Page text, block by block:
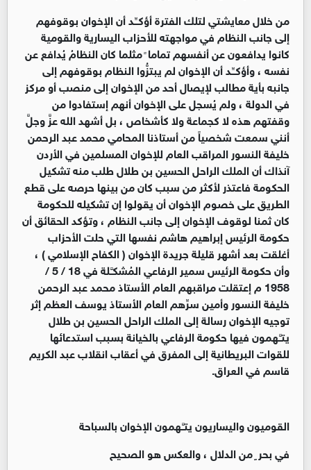
من خلال معايشتي لتلك الفترة أؤكــِّـد أن الإخوان بوقوفهم
إلى جانب النظام في مواجهته للأحزاب اليسارية والقومية
كانوا يدافعون عن أنفسهم تماما ً مثلما كان النظامُ يُدافع عن
نفسه ، وأؤكــِّـد أن الإخوان لم يبتزُّوا النظام بوقوفهم إلى
جانبه بأية مطالب لإيصال أحد من الإخوان إلى منصب أو مركز
في الدولة ، ولم يُسجل على الإخوان أنهم إستفادوا من
وقفتهم هذه لا كجماعة ولا كأشخاص ، بل أشهد الله عزَّ وجلَّ
أنني سمعت شخصياً من أستاذنا المحامي محمد عبد الرحمن
خليفة النسور المراقب العام للإخوان المسلمين في الأردن
آنذاك أن الملك الراحل الحسين بن طلال طلب منه تشكيل
الحكومة فاعتذر لأكثر من سبب كان من بينها حرصه على قطع
الطريق على خصوم الإخوان أن يقولوا إن تشكيله للحكومة
كان ثمنا لوقوف الإخوان إلى جانب النظام ، وتؤكد الحقائق أن
حكومة الرئيس إبراهيم هاشم نفسها التي حلت الأحزاب
أغلقت بعد أشهر قليلة جريدة الإخوان ( الكفاح الإسلامي ) ،
وأن حكومة الرئيس سمير الرفاعي المُشكـَّـلة في 18 / 5 /
1958 م إعتقلت مراقبهم العام الأستاذ محمد عبد الرحمن
خليفة النسور وأمين سرِّهم العام الأستاذ يوسف العظم إثر
توجيه الإخوان رسالة إلى الملك الراحل الحسين بن طلال
يتـَّـهمون فيها حكومة الرفاعي بالخيانة بسبب استدعائها
للقوات البريطانية إلى المفرق في أعقاب انقلاب عبد الكريم
قاسم في العراق.
القوميون واليساريون يتـَّـهمون الإخوان بالسباحة
في بحر ٍ من الدلال ، والعكس هو الصحيح